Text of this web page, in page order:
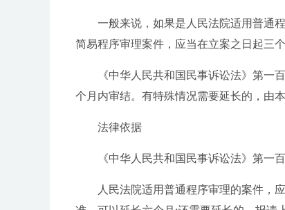
一般来说，如果是人民法院适用普通
简易程序审理案件，应当在立案之日起三个
《中华人民共和国民事诉讼法》第一
个月内审结。有特殊情况需要延长的，由
法律依据
《中华人民共和国民事诉讼法》第一
人民法院适用普通程序审理的案件，